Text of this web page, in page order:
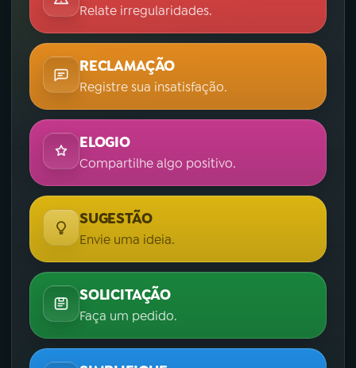
Relate irregularidades.
RECLAMAÇÃO
Registre sua insatisfação.
ELOGIO
Compartilhe algo positivo.
SUGESTÃO
Envie uma ideia.
SOLICITAÇÃO
Faça um pedido.